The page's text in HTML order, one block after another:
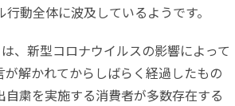
動全体に波及しているようです。
、新型コロナウイルスの影響によって
解かれてからしばらく経過したもの
粛を実施する消費者が多数存在する